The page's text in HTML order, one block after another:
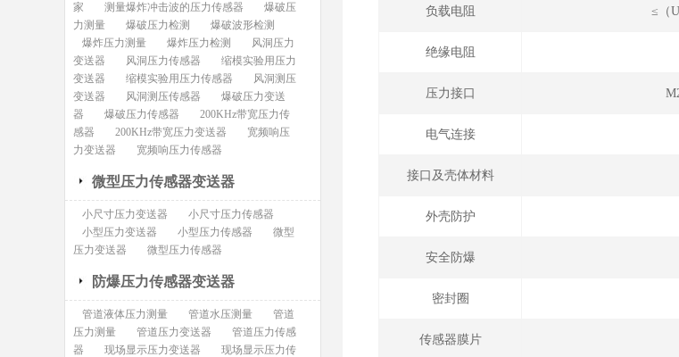
负载电阻 ≤（
绝缘电阻
压力接口
电气连接
接口及壳体材料
外壳防护
安全防爆
密封圈
传感器膜片
家
测量爆炸冲击波的压力传感器
爆破压
力测量
爆破压力检测
爆破波形检测
爆炸压力测量
爆炸压力检测
风洞压力
变送器
风洞压力传感器
缩模实验用压力
变送器
缩模实验用压力传感器
风洞测压
变送器
风洞测压传感器
爆破压力变送
器
爆破压力传感器
200KHz带宽压力传
感器
200KHz带宽压力变送器
宽频响压
力变送器
宽频响压力传感器
微型压力传感器变送器
小尺寸压力变送器
小尺寸压力传感器
小型压力变送器
小型压力传感器
微型
压力变送器
微型压力传感器
防爆压力传感器变送器
管道液体压力测量 管道水压测量
管道
压力测量
管道压力变送器
管道压力传感
器
现场显示压力变送器
现场显示压力传